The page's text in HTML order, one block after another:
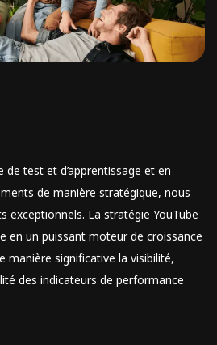
test et d’apprentissage et en
de manière stratégique, nous
exceptionnels. La stratégie YouTube
en un puissant moteur de croissance
manière significative la visibilité,
des indicateurs de performance